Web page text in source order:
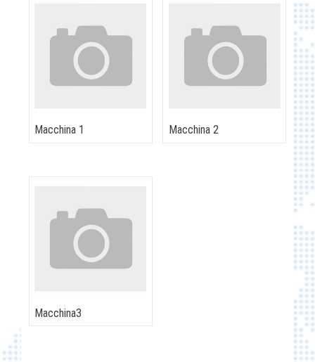
Macchina 1 Macchina 2
Macchina3